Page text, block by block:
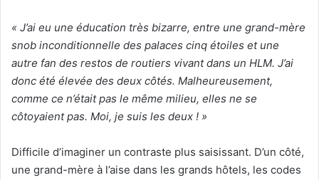
« J’ai eu une éducation très bizarre, entre une grand-mère
snob inconditionnelle des palaces cinq étoiles et une
autre fan des restos de routiers vivant dans un HLM. J’ai
donc été élevée des deux côtés. Malheureusement,
comme ce n’était pas le même milieu, elles ne se
côtoyaient pas. Moi, je suis les deux ! »
Difficile d’imaginer un contraste plus saisissant. D’un côté,
une grand-mère à l’aise dans les grands hôtels, les codes